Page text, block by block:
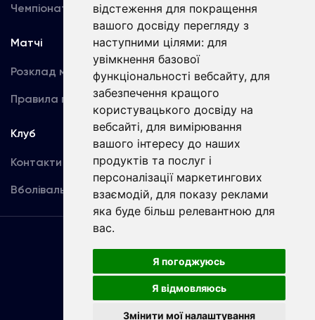
відстеження для покращення
вашого досвіду перегляду з
наступними цілями: для
увімкнення базової
функціональності вебсайту, для
забезпечення кращого
користувацького досвіду на
вебсайті, для вимірювання
вашого інтересу до наших
продуктів та послуг і
персоналізації маркетингових
взаємодій, для показу реклами
яка буде більш релевантною для
вас.
Я погоджуюсь
Я відмовляюсь
Змінити мої налаштування
Чемпіонат України Акредитація
Матчі
Розклад матчів
Правила поведінки
Команда
Перша команда
U19
Клуб
Контакти
Вболівальникам
Угода
користувача
Copyright © ФК «Динамо» Київ